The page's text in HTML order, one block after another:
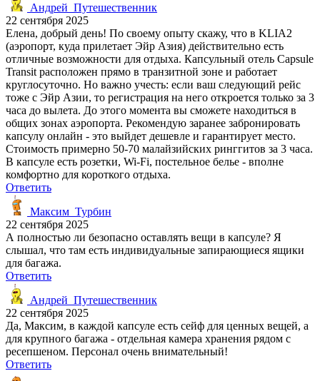
Андрей_Путешественник
22 сентября 2025
Елена, добрый день! По своему опыту скажу, что в KLIA2
(аэропорт, куда прилетает Эйр Азия) действительно есть
отличные возможности для отдыха. Капсульный отель Capsule
Transit расположен прямо в транзитной зоне и работает
круглосуточно. Но важно учесть: если ваш следующий рейс
тоже с Эйр Азии, то регистрация на него откроется только за 3
часа до вылета. До этого момента вы сможете находиться в
общих зонах аэропорта. Рекомендую заранее забронировать
капсулу онлайн - это выйдет дешевле и гарантирует место.
Стоимость примерно 50-70 малайзийских ринггитов за 3 часа.
В капсуле есть розетки, Wi-Fi, постельное белье - вполне
комфортно для короткого отдыха.
Ответить
Максим_Турбин
22 сентября 2025
А полностью ли безопасно оставлять вещи в капсуле? Я
слышал, что там есть индивидуальные запирающиеся ящики
для багажа.
Ответить
Андрей_Путешественник
22 сентября 2025
Да, Максим, в каждой капсуле есть сейф для ценных вещей, а
для крупного багажа - отдельная камера хранения рядом с
ресепшеном. Персонал очень внимательный!
Ответить